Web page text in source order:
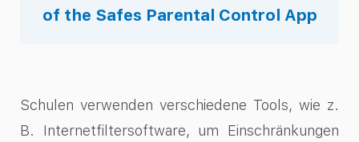
of the Safes Parental Control App
Schulen verwenden verschiedene Tools, wie z.
B. Internetfiltersoftware, um Einschränkungen